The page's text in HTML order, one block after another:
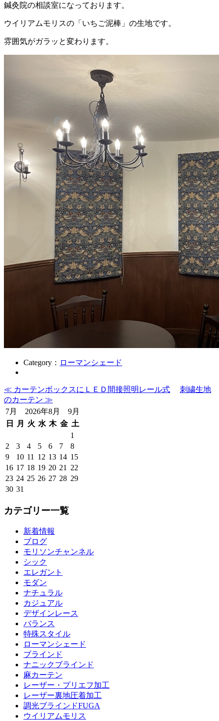
鍼灸院の相談室になっております。
ウイリアムモリスの「いちご泥棒」の生地です。
雰囲気がガラッと変わります。
Category： ローマンシェード
≪ カーテンボックスにＬＥＤ間接照明レール式
刺繍生地
のカーテン ≫
7月 2026年8月 9月
日
月 火 水 木 金 土
1
2
3 4 5 6 7
8
9
10 11 12 13 14 15
16 17 18 19 20 21
22
23 24 25 26 27 28 29
30 31
カテゴリー一覧
新着情報
ブログ
モリソンチャンネル
シック
エレガント
モダン
ナチュラル
カジュアル
デザインレース
バランス
特殊スタイル
ローマンシェード
ブラインド
ナニックブラインド
麻カーテン
レーザー・プリエフ加工
レーザー裏地圧着加工
調光ブラインドFUGA
ウイリアムモリス